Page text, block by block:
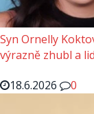
Syn Ornelly
výrazně zhubl a
18.6.2026
0